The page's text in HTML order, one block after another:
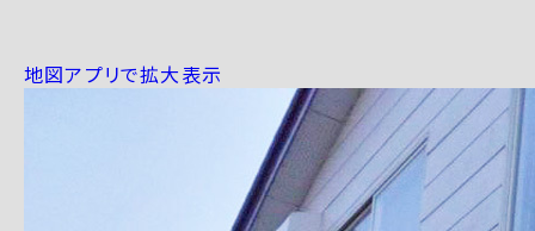
地図アプリで拡大表示